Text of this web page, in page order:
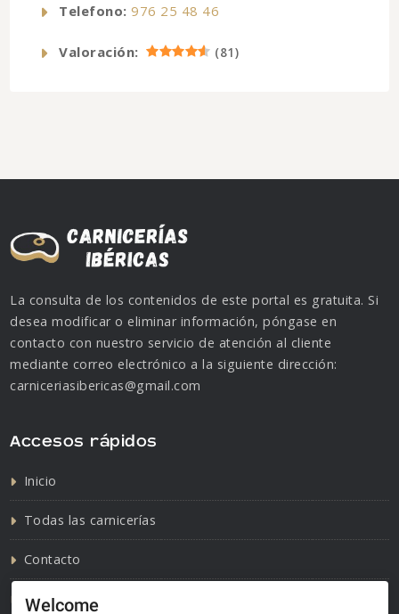
Telefono: 976 25 48 46
Valoración: (81)
La consulta de los contenidos de este portal es gratuita. Si
desea modificar o eliminar información, póngase en
contacto con nuestro servicio de atención al cliente
mediante correo electrónico a la siguiente dirección:
carniceriasibericas@gmail.com
Accesos rápidos
Inicio
Todas las carnicerías
Contacto
Política de cookies
Welcome